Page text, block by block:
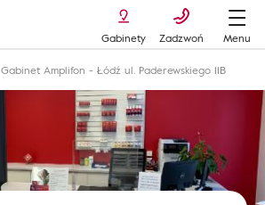
Gabinety Zadzwoń
Menu
Gabinet Amplifon - Łódź ul. Paderewskiego 11B